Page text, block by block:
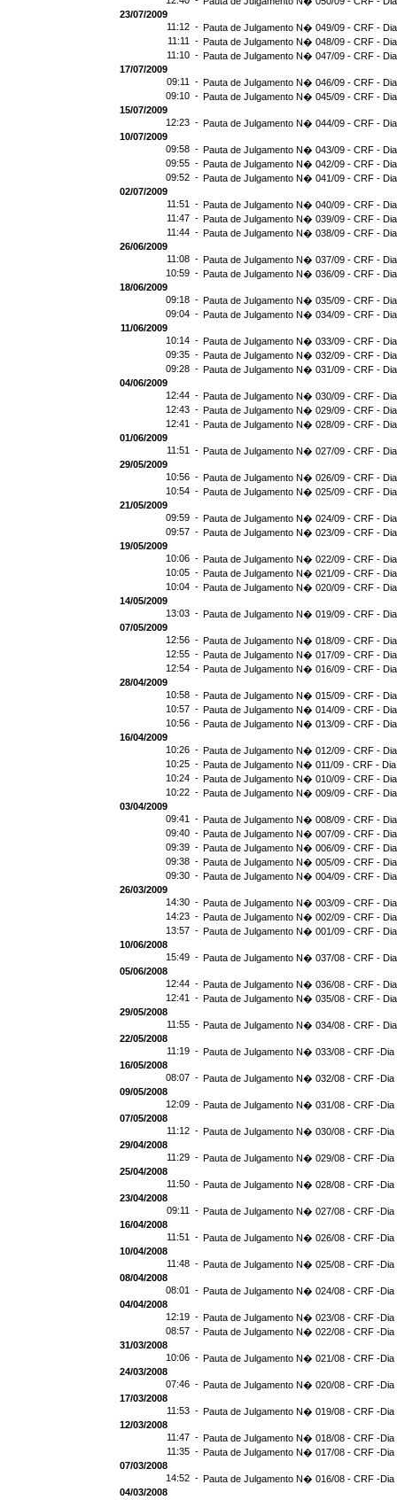
23/07/2009
11:12 - Pauta de Julgamento N� 049/09 - CRF -
11:11 - Pauta de Julgamento N� 048/09 - CRF -
11:10 - Pauta de Julgamento N� 047/09 - CRF -
17/07/2009
09:11 - Pauta de Julgamento N� 046/09 - CRF -
09:10 - Pauta de Julgamento N� 045/09 - CRF -
15/07/2009
12:23 - Pauta de Julgamento N� 044/09 - CRF -
10/07/2009
09:58 - Pauta de Julgamento N� 043/09 - CRF -
09:55 - Pauta de Julgamento N� 042/09 - CRF -
09:52 - Pauta de Julgamento N� 041/09 - CRF -
02/07/2009
11:51 - Pauta de Julgamento N� 040/09 - CRF -
11:47 - Pauta de Julgamento N� 039/09 - CRF -
11:44 - Pauta de Julgamento N� 038/09 - CRF -
26/06/2009
11:08 - Pauta de Julgamento N� 037/09 - CRF -
10:59 - Pauta de Julgamento N� 036/09 - CRF -
18/06/2009
09:18 - Pauta de Julgamento N� 035/09 - CRF -
09:04 - Pauta de Julgamento N� 034/09 - CRF -
11/06/2009
10:14 - Pauta de Julgamento N� 033/09 - CRF -
09:35 - Pauta de Julgamento N� 032/09 - CRF -
09:28 - Pauta de Julgamento N� 031/09 - CRF -
04/06/2009
12:44 - Pauta de Julgamento N� 030/09 - CRF -
12:43 - Pauta de Julgamento N� 029/09 - CRF -
12:41 - Pauta de Julgamento N� 028/09 - CRF -
01/06/2009
11:51 - Pauta de Julgamento N� 027/09 - CRF -
29/05/2009
10:56 - Pauta de Julgamento N� 026/09 - CRF -
10:54 - Pauta de Julgamento N� 025/09 - CRF -
21/05/2009
09:59 - Pauta de Julgamento N� 024/09 - CRF -
09:57 - Pauta de Julgamento N� 023/09 - CRF -
19/05/2009
10:06 - Pauta de Julgamento N� 022/09 - CRF -
10:05 - Pauta de Julgamento N� 021/09 - CRF -
10:04 - Pauta de Julgamento N� 020/09 - CRF -
14/05/2009
13:03 - Pauta de Julgamento N� 019/09 - CRF -
07/05/2009
12:56 - Pauta de Julgamento N� 018/09 - CRF -
12:55 - Pauta de Julgamento N� 017/09 - CRF -
12:54 - Pauta de Julgamento N� 016/09 - CRF -
28/04/2009
10:58 - Pauta de Julgamento N� 015/09 - CRF -
10:57 - Pauta de Julgamento N� 014/09 - CRF -
10:56 - Pauta de Julgamento N� 013/09 - CRF -
16/04/2009
10:26 - Pauta de Julgamento N� 012/09 - CRF -
10:25 - Pauta de Julgamento N� 011/09 - CRF -
10:24 - Pauta de Julgamento N� 010/09 - CRF -
10:22 - Pauta de Julgamento N� 009/09 - CRF -
03/04/2009
09:41 - Pauta de Julgamento N� 008/09 - CRF -
09:40 - Pauta de Julgamento N� 007/09 - CRF -
09:39 - Pauta de Julgamento N� 006/09 - CRF -
09:38 - Pauta de Julgamento N� 005/09 - CRF -
09:30 - Pauta de Julgamento N� 004/09 - CRF -
26/03/2009
14:30 - Pauta de Julgamento N� 003/09 - CRF -
14:23 - Pauta de Julgamento N� 002/09 - CRF -
13:57 - Pauta de Julgamento N� 001/09 - CRF -
10/06/2008
15:49 - Pauta de Julgamento N� 037/08 - CRF -
05/06/2008
12:44 - Pauta de Julgamento N� 036/08 - CRF -
12:41 - Pauta de Julgamento N� 035/08 - CRF -
29/05/2008
11:55 - Pauta de Julgamento N� 034/08 - CRF -
22/05/2008
11:19 - Pauta de Julgamento N� 033/08 - CRF -Dia
16/05/2008
08:07 - Pauta de Julgamento N� 032/08 - CRF -Dia
09/05/2008
12:09 - Pauta de Julgamento N� 031/08 - CRF -Dia
07/05/2008
11:12 - Pauta de Julgamento N� 030/08 - CRF -Dia
29/04/2008
11:29 - Pauta de Julgamento N� 029/08 - CRF -Dia
25/04/2008
11:50 - Pauta de Julgamento N� 028/08 - CRF -Dia
23/04/2008
09:11 - Pauta de Julgamento N� 027/08 - CRF -Dia
16/04/2008
11:51 - Pauta de Julgamento N� 026/08 - CRF -Dia
10/04/2008
11:48 - Pauta de Julgamento N� 025/08 - CRF -Dia
08/04/2008
08:01 - Pauta de Julgamento N� 024/08 - CRF -Dia
04/04/2008
12:19 - Pauta de Julgamento N� 023/08 - CRF -Dia
08:57 - Pauta de Julgamento N� 022/08 - CRF -Dia
31/03/2008
10:06 - Pauta de Julgamento N� 021/08 - CRF -Dia
24/03/2008
07:46 - Pauta de Julgamento N� 020/08 - CRF -Dia
17/03/2008
11:53 - Pauta de Julgamento N� 019/08 - CRF -Dia
12/03/2008
11:47 - Pauta de Julgamento N� 018/08 - CRF -Dia
11:35 - Pauta de Julgamento N� 017/08 - CRF -Dia
07/03/2008
14:52 - Pauta de Julgamento N� 016/08 - CRF -Dia
04/03/2008